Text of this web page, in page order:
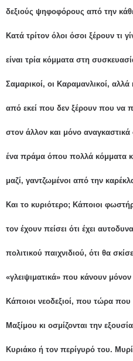
δεξιούς ψηφοφόρους από την
Κατά τρίτον όλοι όσοι ξέρουν τι
είναι τρία κόμματα στη
Σαμαρικοί, οι Καραμανλικοί,
από εκεί που δεν ξέρουν που να
στον άλλον και μόνο
ένα πράμα όπου πολλά κόμματα
μαζί, γαντζωμένοι από την
Και το κυριότερο; Κάποιοι
τον έχουν πείσει ότι έχει
πολιτικού παιχνιδιού, ότι θα
«γλειψιματικά» που κάνουν
Κάποιοι νεοδεξιοί, που τώρα
Μαξίμου κι οσμίζονται την
Κυριάκο ή τον περίγυρό του.